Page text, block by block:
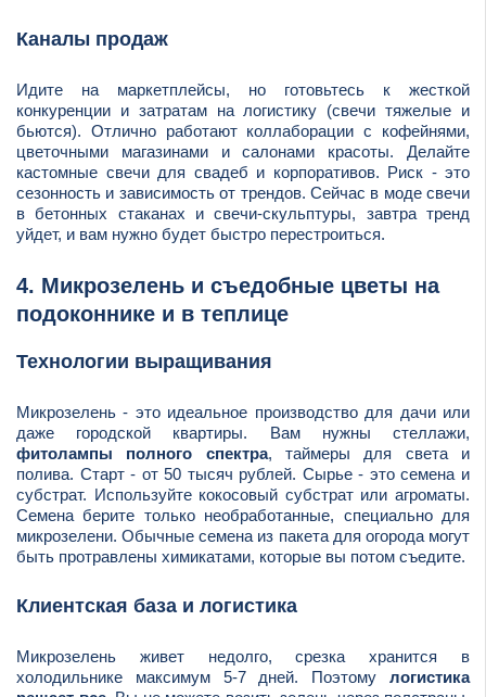
Каналы продаж
Идите на маркетплейсы, но готовьтесь к жесткой
конкуренции и затратам на логистику (свечи тяжелые и
бьются). Отлично работают коллаборации с кофейнями,
цветочными магазинами и салонами красоты. Делайте
кастомные свечи для свадеб и корпоративов. Риск - это
сезонность и зависимость от трендов. Сейчас в моде свечи
в бетонных стаканах и свечи-скульптуры, завтра тренд
уйдет, и вам нужно будет быстро перестроиться.
4. Микрозелень и съедобные цветы на
подоконнике и в теплице
Технологии выращивания
Микрозелень - это идеальное производство для дачи или
даже городской квартиры. Вам нужны стеллажи,
фитолампы полного спектра, таймеры для света и
полива. Старт - от 50 тысяч рублей. Сырье - это семена и
субстрат. Используйте кокосовый субстрат или агроматы.
Семена берите только необработанные, специально для
микрозелени. Обычные семена из пакета для огорода могут
быть протравлены химикатами, которые вы потом съедите.
Клиентская база и логистика
Микрозелень живет недолго, срезка хранится в
холодильнике максимум 5-7 дней. Поэтому логистика